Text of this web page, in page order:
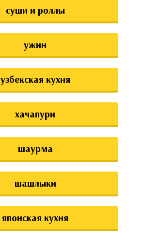
суши и роллы
ужин
узбекская кухня
хачапури
шаурма
шашлыки
японская кухня